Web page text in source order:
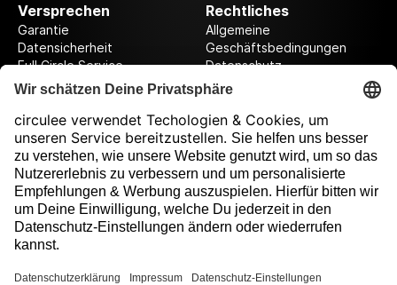
Versprechen
Garantie
Datensicherheit
Full Circle Service
Rechtliches
Allgemeine
Geschäftsbedingungen
Datenschutz
Datenschutzeinstellungen
Folge uns auf unserer Reise!
Ausgezeichnet durch